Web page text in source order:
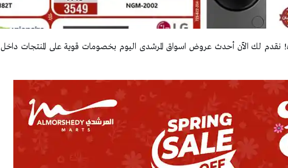
نقدم لك الآن أحدث عروض اسواق المرشدى اليوم بخصومات قوية على المنتجات داخل